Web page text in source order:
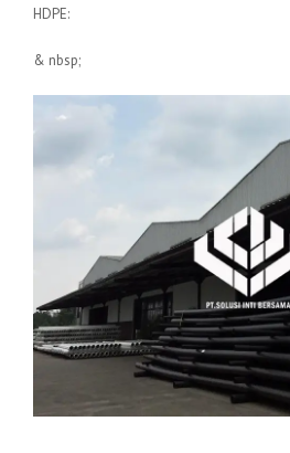
HDPE:
& nbsp;